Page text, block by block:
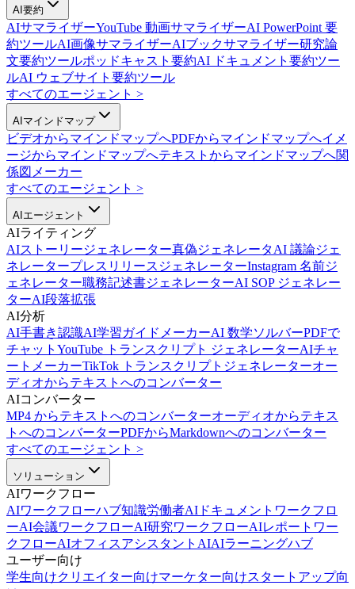
AI要約
AIサマライザーYouTube 動画サマライザーAI PowerPoint 要
約ツールAI画像サマライザーAIブックサマライザー研究論
文要約ツールポッドキャスト要約AI ドキュメント要約ツー
ルAI ウェブサイト要約ツール
すべてのエージェント >
AIマインドマップ
ビデオからマインドマップへPDFからマインドマップへイメ
ージからマインドマップへテキストからマインドマップへ関
係図メーカー
すべてのエージェント >
AIエージェント
AIライティング
AIストーリージェネレーター真偽ジェネレータAI 議論ジェ
ネレータープレスリリースジェネレーターInstagram 名前ジ
ェネレーター職務記述書ジェネレーターAI SOP ジェネレー
ターAI段落拡張
AI分析
AI手書き認識AI学習ガイドメーカーAI 数学ソルバーPDFで
チャット YouTube トランスクリプト ジェネレーターAIチャ
ートメーカーTikTok トランスクリプトジェネレーターオー
ディオからテキストへのコンバーター
AIコンバーター
MP4 からテキストへのコンバーターオーディオからテキス
トへのコンバーターPDFからMarkdownへのコンバーター
すべてのエージェント >
ソリューション
AIワークフロー
AIワークフローハブ知識労働者AI ドキュメントワークフロ
ーAI会議ワークフローAI研究ワークフローAIレポートワー
クフローAIオフィスアシスタントAIAIラーニングハブ
ユーザー向け
学生向けクリエイター向けマーケター向けスタートアップ向